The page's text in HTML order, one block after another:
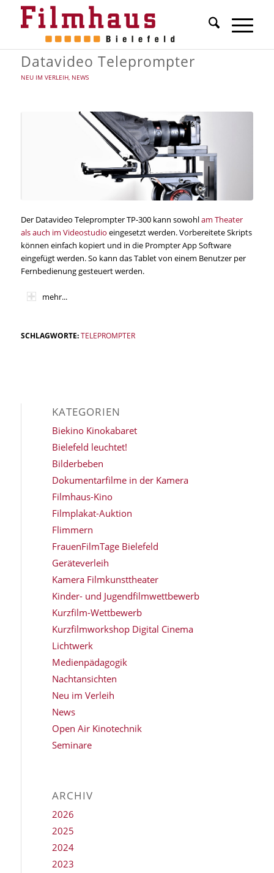
Datavideo Teleprompter
NEU IM VERLEIH, NEWS
Der Datavideo Teleprompter TP-300 kann sowohlam Theater
als auch im Videostudio eingesetzt werden. Vorbereitete Skripts
können einfach kopiert und in die Prompter App Software
eingefügt werden. So kann das Tablet von einem Benutzer per
Fernbedienung gesteuert werden.
mehr...
SCHLAGWORTE: TELEPROMPTER
KATEGORIEN
Biekino Kinokabaret
Bielefeld leuchtet!
Bilderbeben
Dokumentarfilme in der Kamera
Filmhaus-Kino
Filmplakat-Auktion
Flimmern
FrauenFilmTage Bielefeld
Geräteverleih
Kamera Filmkunsttheater
Kinder- und Jugendfilmwettbewerb
Kurzfilm-Wettbewerb
Kurzfilmworkshop Digital Cinema
Lichtwerk
Medienpädagogik
Nachtansichten
Neu im Verleih
News
Open Air Kinotechnik
Seminare
ARCHIV
2026
2025
2024
2023